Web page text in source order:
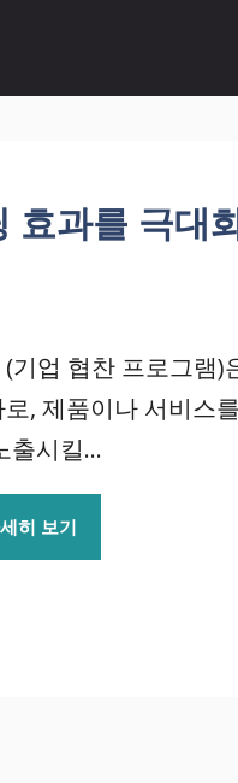
효과를 극대
(기업 협찬 프로그램
, 제품이나 서비스
출시킬...
히 보기